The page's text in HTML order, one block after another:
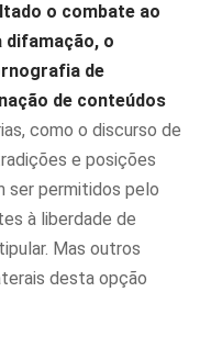
o combate ao
o
de
de conteúdos
como o discurso de
e posições
ser permitidos pelo
à liberdade de
Mas outros
desta opção